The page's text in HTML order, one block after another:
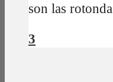
son las
3